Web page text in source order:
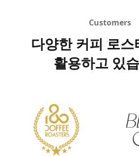
Customers
다양한 커피 로스
활용하고 있